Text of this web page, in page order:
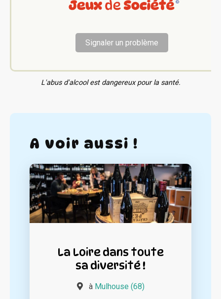
Signaler un problème
L'abus d'alcool est dangereux pour la santé.
A voir aussi !
La Loire dans toute
sa diversité !
à Mulhouse (68)